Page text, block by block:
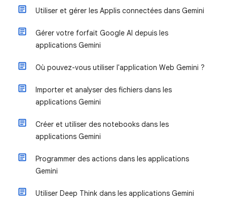
Utiliser et gérer les Applis connectées dans Gemini
Gérer votre forfait Google AI depuis les
applications Gemini
Où pouvez-vous utiliser l'application Web Gemini ?
Importer et analyser des fichiers dans les
applications Gemini
Créer et utiliser des notebooks dans les
applications Gemini
Programmer des actions dans les applications
Gemini
Utiliser Deep Think dans les applications Gemini